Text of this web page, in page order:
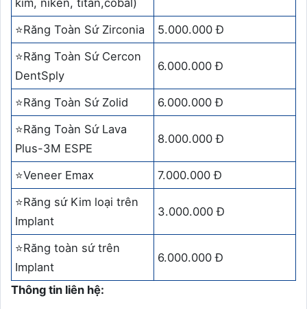
kim, niken, titan,cobal)
⭐Răng Toàn Sứ Zirconia
5.000.000 Đ
⭐Răng Toàn Sứ Cercon
DentSply
6.000.000 Đ
⭐Răng Toàn Sứ Zolid
6.000.000 Đ
⭐Răng Toàn Sứ Lava
Plus-3M ESPE
8.000.000 Đ
⭐Veneer Emax
7.000.000 Đ
⭐Răng sứ Kim loại trên
Implant
3.000.000 Đ
⭐Răng toàn sứ trên
Implant
6.000.000 Đ
Thông tin liên hệ: